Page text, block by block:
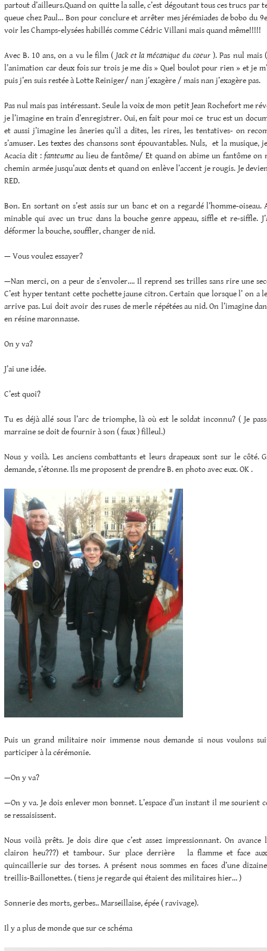
partout d’ailleurs.Quand on quitte la salle, c’est dégoutant tous ces trucs par
queue chez Paul… Bon pour conclure et arrêter mes jérémiades de bobo du
voir les Champs-elysées habillés comme Cédric Villani mais quand même!!!!!
Avec B. 10 ans, on a vu le film (Jack et la mécanique du coeur ). Pas nul mais
l’animation car deux fois sur trois je me dis » Quel boulot pour rien » et je
puis j’en suis restée à Lotte Reiniger/ nan j’exagère / mais nan j’exagère pas.
Pas nul mais pas intéressant. Seule la voix de mon petit Jean Rochefort me
je l’imagine en train d’enregistrer. Oui, en fait pour moi ce truc est un
et aussi j’imagine les âneries qu’il a dites, les rires, les tentatives- on
s’amuser. Les textes des chansons sont épouvantables. Nuls, et la musique,
Acacia dit : fanteume au lieu de fantôme/ Et quand on abime un fantôme on
chemin armée jusqu’aux dents et quand on enlève l’accent je rougis. Je
RED.
Bon. En sortant on s’est assis sur un banc et on a regardé l’homme-
minable qui avec un truc dans la bouche genre appeau, siffle et re-siffle.
déformer la bouche, souffler, changer de nid.
— Vous voulez essayer?
—Nan merci, on a peur de s’envoler…. Il reprend ses trilles sans rire une
C’est hyper tentant cette pochette jaune citron. Certain que lorsque l’ on a
arrive pas. Lui doit avoir des ruses de merle répétées au nid. On l’imagine
en résine maronnasse.
On y va?
J’ai une idée.
C’est quoi?
Tu es déjà allé sous l’arc de triomphe, là où est le soldat inconnu? ( Je
marraine se doit de fournir à son ( faux ) filleul.)
Nous y voilà. Les anciens combattants et leurs drapeaux sont sur le côté.
demande, s’étonne. Ils me proposent de prendre B. en photo avec eux. OK .
Puis un grand militaire noir immense nous demande si nous voulons
participer à la cérémonie.
—On y va?
—On y va. Je dois enlever mon bonnet. L’espace d’un instant il me sourient
se ressaisissent.
Nous voilà prêts. Je dois dire que c’est assez impressionnant. On
clairon heu???) et tambour. Sur place derrière la flamme et face aux
quincaillerie sur des torses. A présent nous sommes en faces d’une
treillis-Baillonettes. ( tiens je regarde qui étaient des militaires hier… )
Sonnerie des morts, gerbes.. Marseillaise, épée ( ravivage).
Il y a plus de monde que sur ce schéma